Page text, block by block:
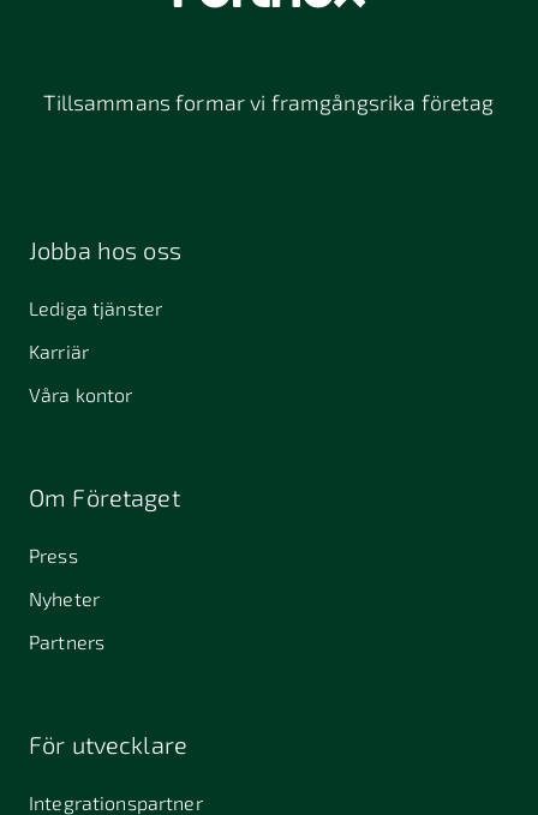
Tillsammans formar vi framgångsrika företag
Jobba hos oss
Lediga tjänster
Karriär
Våra kontor
Om Företaget
Press
Nyheter
Partners
För utvecklare
Integrationspartner